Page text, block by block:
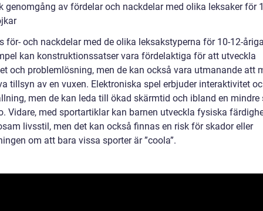
genomgång av fördelar och nackdelar med olika leksaker för
för- och nackdelar med de olika leksakstyperna för 10-12-
kan konstruktionssatser vara fördelaktiga för att utveckla
och problemlösning, men de kan också vara utmanande att
tillsyn av en vuxen. Elektroniska spel erbjuder interaktivitet
men de kan leda till ökad skärmtid och ibland en mindre
Vidare, med sportartiklar kan barnen utveckla fysiska
livsstil, men det kan också finnas en risk för skador eller
om att bara vissa sporter är ”coola”.